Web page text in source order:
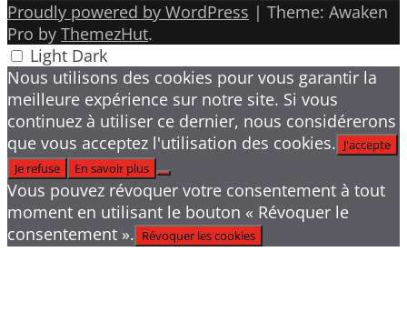
Proudly powered by WordPress | Theme: Awaken
Pro by ThemezHut.
Light Dark
Nous utilisons des cookies pour vous garantir la
meilleure expérience sur notre site. Si vous
continuez à utiliser ce dernier, nous considérerons
que vous acceptez l'utilisation des cookies. J'accepte
Je refuse
En savoir plus
Vous pouvez révoquer votre consentement à tout
moment en utilisant le bouton « Révoquer le
consentement ». Révoquer les cookies